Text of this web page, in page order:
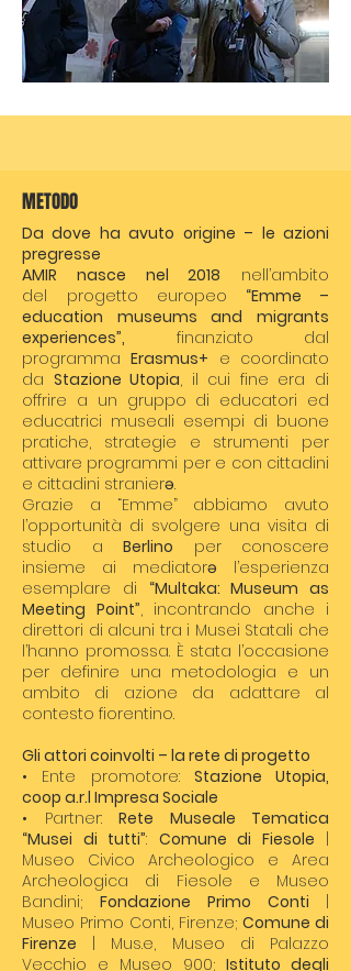
METODO
Da dove ha avuto origine – le azioni
pregresse
AMIR nasce nel 2018 nell’ambito
del progetto europeo “Emme –
education museums and migrants
experiences”, finanziato dal
programmaErasmus+ e coordinato
da Stazione Utopia, il cui fine era di
offrire a un gruppo di educatori ed
educatrici museali esempi di buone
pratiche, strategie e strumenti per
attivare programmi per e con cittadini
e cittadini stranierə.
Grazie a “Emme” abbiamo avuto
l’opportunità di svolgere una visita di
studio a Berlino per conoscere
insieme ai mediatorə l’esperienza
esemplare di “Multaka: Museum as
Meeting Point”, incontrando anche i
direttori di alcuni tra i Musei Statali che
l’hanno promossa. È stata l’occasione
per definire una metodologia e un
ambito di azione da adattare al
contesto fiorentino.
Gli attori coinvolti – la rete di progetto
• Ente promotore: Stazione Utopia,
coop a.r.l Impresa Sociale
• Partner: Rete Museale Tematica
“Musei di tutti”: Comune di Fiesole
Museo Civico Archeologico e Area
Archeologica di Fiesole e Museo
Bandini; Fondazione Primo Conti
Museo Primo Conti, Firenze; Comune di
Firenze | Mus.e, Museo di Palazzo
Vecchio e Museo 900; Istituto degli